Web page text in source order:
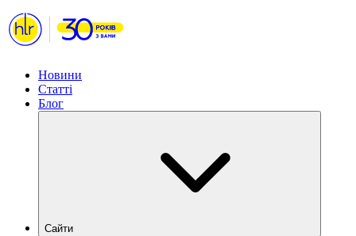
Новини
Статті
Блог
Сайти